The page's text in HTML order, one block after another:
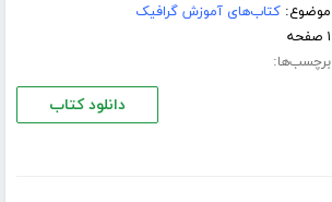
موضوع:کتاب‌های آموزش گرافیک
۱ صفحه
برچسب‌ها:
دانلود کتاب